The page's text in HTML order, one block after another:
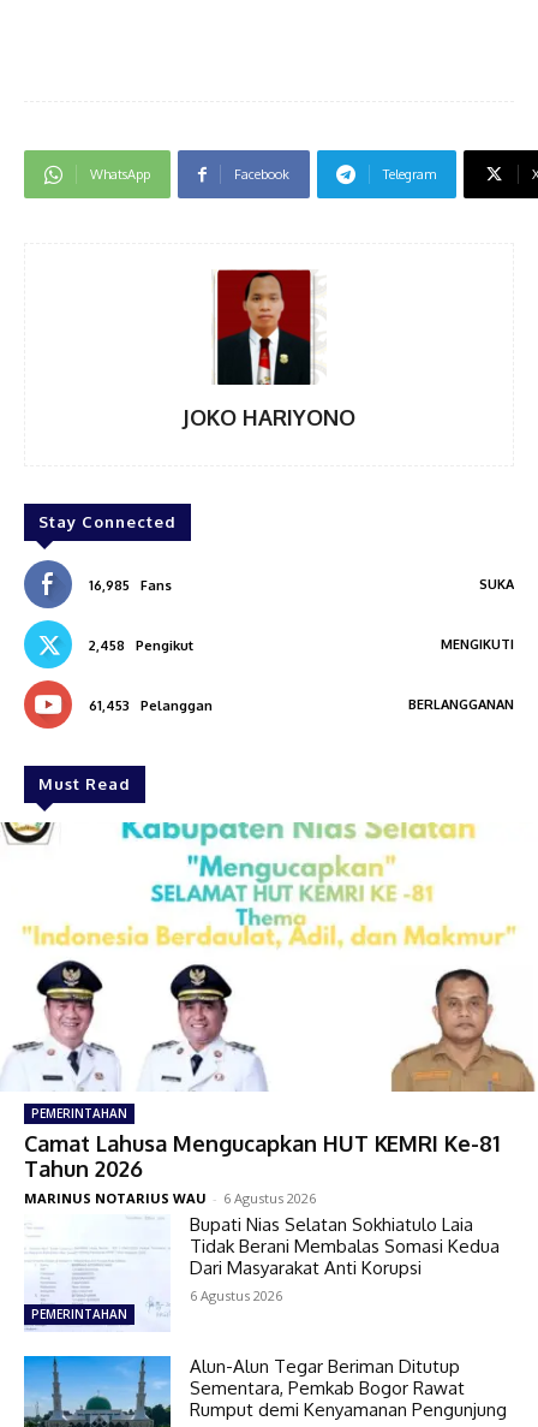
WhatsApp Facebook Telegram
JOKO HARIYONO
Stay Connected
16,985 Fans SUKA
2,458 Pengikut MENGIKUTI
61,453 Pelanggan BERLANGGANAN
Must Read
PEMERINTAHAN
Camat Lahusa Mengucapkan HUT KEMRI Ke-81
Tahun 2026
MARINUS NOTARIUS WAU - 6 Agustus 2026
PEMERINTAHAN
Bupati Nias Selatan Sokhiatulo Laia
Tidak Berani Membalas Somasi Kedua
Dari Masyarakat Anti Korupsi
6 Agustus 2026
Alun-Alun Tegar Beriman Ditutup
Sementara, Pemkab Bogor Rawat
Rumput demi Kenyamanan Pengunjung